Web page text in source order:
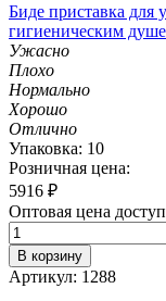
Биде приставка для
гигиеническим
Ужасно
Плохо
Нормально
Хорошо
Отлично
Упаковка: 10
Розничная цена:
5916 ₽
Оптовая цена
В корзину
Артикул: 1288